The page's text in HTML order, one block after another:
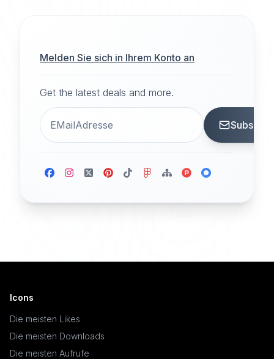
Melden Sie sich in Ihrem Konto an
Get the latest deals and more.
Icons
Die meisten Likes
Die meisten Downloads
Die meisten Aufrufe